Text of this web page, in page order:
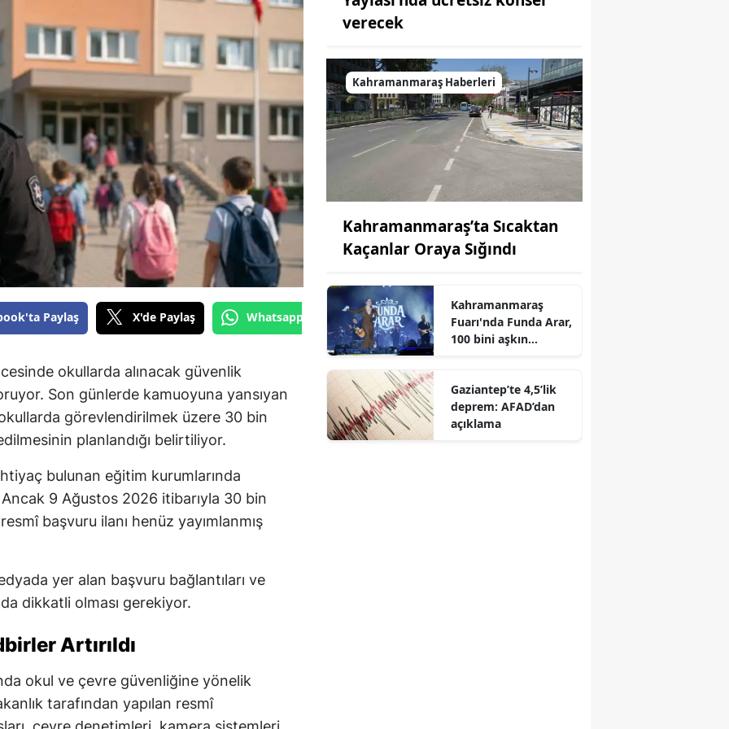
Paylaş X'de Paylaş Whatsapp'tan Gönder
okullarda alınacak güvenlik
Son günlerde kamuoyuna yansıyan
görevlendirilmek üzere 30 bin
planlandığı belirtiliyor.
bulunan eğitim kurumlarında
9 Ağustos 2026 itibarıyla 30 bin
resmî başvuru ilanı henüz yayımlanmış
yer alan başvuru bağlantıları ve
dikkatli olması gerekiyor.
Artırıldı
okul ve çevre güvenliğine yönelik
tarafından yapılan resmî
verecek
Kahramanmaraş Haberleri
Kahramanmaraş’ta Sıcaktan
Kaçanlar Oraya Sığındı
Kahramanmaraş
Fuarı'nda Funda Arar,
100 bini aşkın
Gaziantep’te 4,5’lik
deprem: AFAD’dan
açıklama